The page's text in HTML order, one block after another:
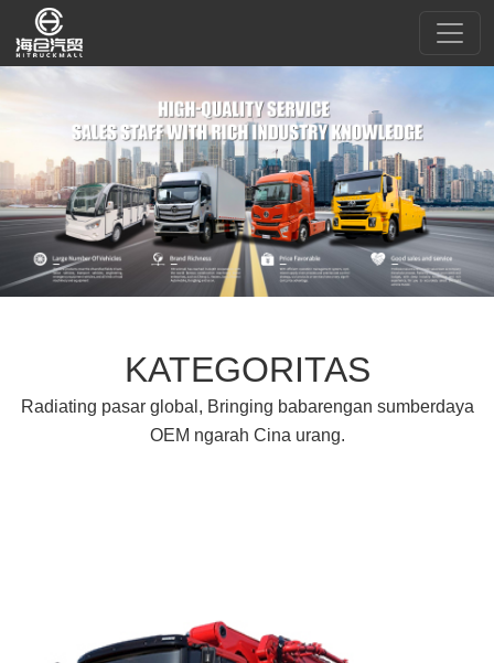
KATEGORITAS
Radiating pasar global, Bringing babarengan sumberdaya
OEM ngarah Cina urang.